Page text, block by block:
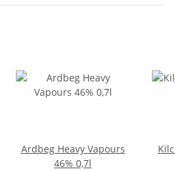
Ardbeg Heavy Vapours
46% 0,7l